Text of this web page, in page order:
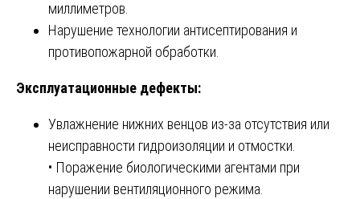
миллиметров.
Нарушение технологии антисептирования и
противопожарной обработки.
Эксплуатационные дефекты:
Увлажнение нижних венцов из-за отсутствия или
неисправности гидроизоляции и отмостки.
• Поражение биологическими агентами при
нарушении вентиляционного режима.